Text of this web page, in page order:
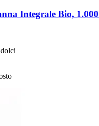
Integrale Bio,